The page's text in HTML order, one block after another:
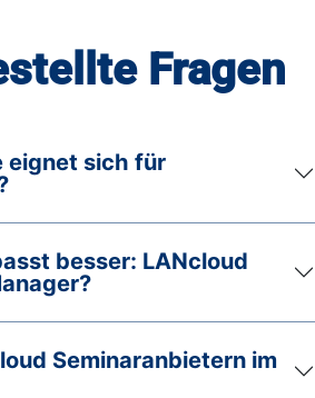
Fragen
eignet sich für
besser: LANcloud
Seminaranbietern im